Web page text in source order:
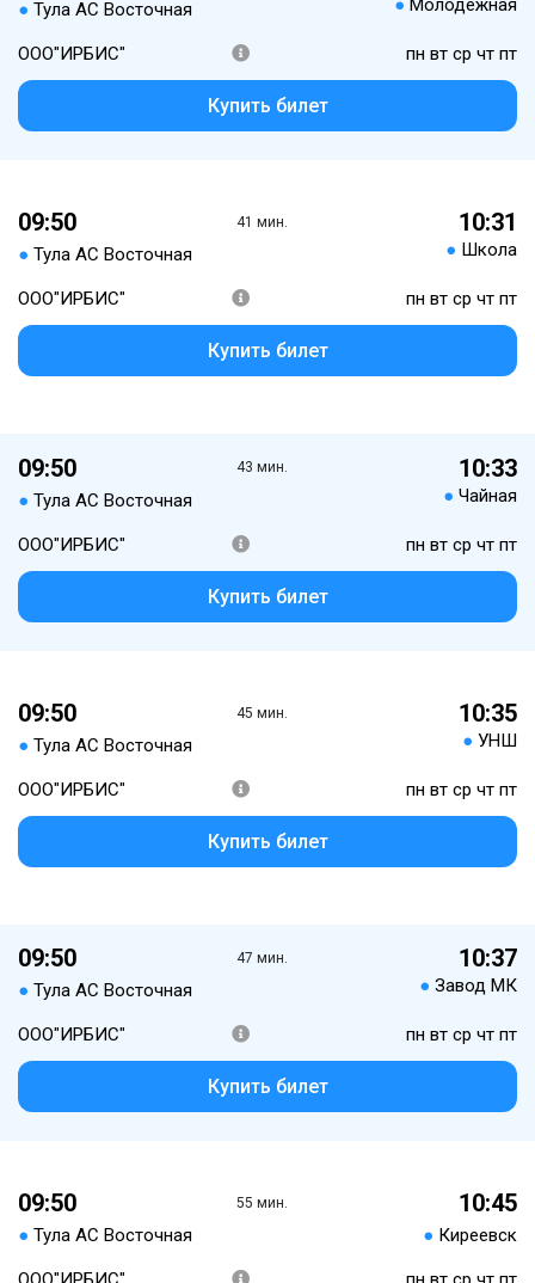
● Тула АС Восточная ● Молодёжная
ООО"ИРБИС" пн вт ср чт пт
Купить билет
09:50
● Тула АС Восточная
41 мин. 10:31
● Школа
ООО"ИРБИС" пн вт ср чт пт
Купить билет
09:50
● Тула АС Восточная
43 мин. 10:33
● Чайная
ООО"ИРБИС" пн вт ср чт пт
Купить билет
09:50
● Тула АС Восточная
45 мин. 10:35
● УНШ
ООО"ИРБИС" пн вт ср чт пт
Купить билет
09:50
● Тула АС Восточная
47 мин. 10:37
● Завод МК
ООО"ИРБИС" пн вт ср чт пт
Купить билет
09:50
● Тула АС Восточная
55 мин. 10:45
● Киреевск